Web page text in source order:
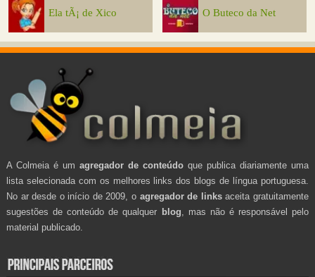
Ela tÃ¡ de Xico O Buteco da Net
A Colmeia é um agregador de conteúdo que publica diariamente uma
lista selecionada com os melhores links dos blogs de língua portuguesa.
No ar desde o início de 2009, o agregador de linksaceita gratuitamente
sugestões de conteúdo de qualquer blog , mas não é responsável pelo
material publicado.